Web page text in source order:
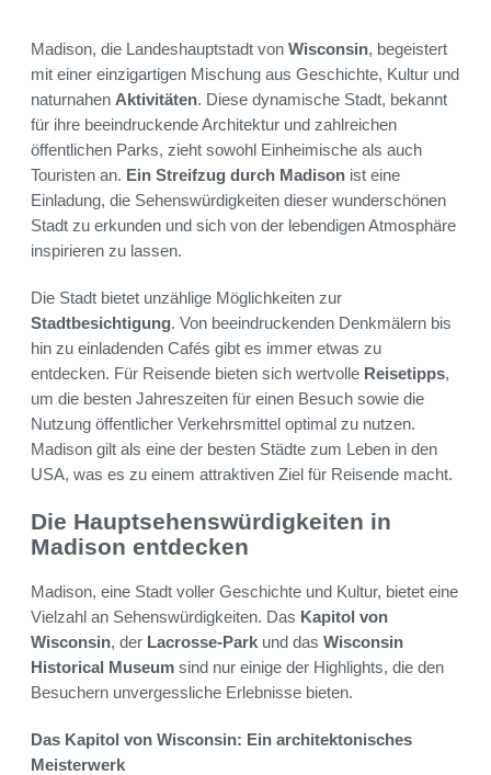
Madison, die Landeshauptstadt von Wisconsin, begeistert
mit einer einzigartigen Mischung aus Geschichte, Kultur und
naturnahen Aktivitäten. Diese dynamische Stadt, bekannt
für ihre beeindruckende Architektur und zahlreichen
öffentlichen Parks, zieht sowohl Einheimische als auch
Touristen an. Ein Streifzug durch Madison ist eine
Einladung, die Sehenswürdigkeiten dieser wunderschönen
Stadt zu erkunden und sich von der lebendigen Atmosphäre
inspirieren zu lassen.
Die Stadt bietet unzählige Möglichkeiten zur
Stadtbesichtigung. Von beeindruckenden Denkmälern bis
hin zu einladenden Cafés gibt es immer etwas zu
entdecken. Für Reisende bieten sich wertvolle Reisetipps,
um die besten Jahreszeiten für einen Besuch sowie die
Nutzung öffentlicher Verkehrsmittel optimal zu nutzen.
Madison gilt als eine der besten Städte zum Leben in den
USA, was es zu einem attraktiven Ziel für Reisende macht.
Die Hauptsehenswürdigkeiten in
Madison entdecken
Madison, eine Stadt voller Geschichte und Kultur, bietet eine
Vielzahl an Sehenswürdigkeiten. Das Kapitol von
Wisconsin, der Lacrosse-Park und das Wisconsin
Historical Museum sind nur einige der Highlights, die den
Besuchern unvergessliche Erlebnisse bieten.
Das Kapitol von Wisconsin: Ein architektonisches
Meisterwerk